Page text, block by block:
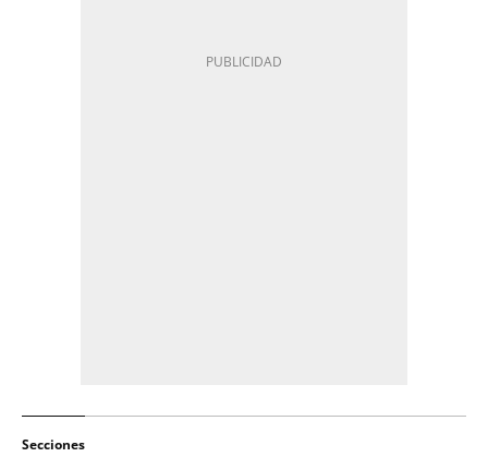
Secciones